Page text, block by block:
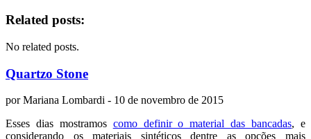
Related posts:
No related posts.
Quartzo Stone
porMariana Lombardi - 10 de novembro de 2015
Esses dias mostramos como definir o material das bancadas, e
considerando os materiais sintéticos dentre as opções mais